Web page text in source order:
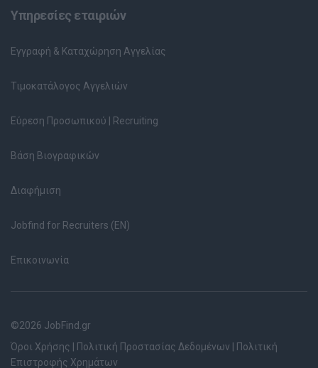
Υπηρεσίες εταιριών
Εγγραφή & Καταχώρηση Αγγελίας
Τιμοκατάλογος Αγγελιών
Εύρεση Προσωπικού | Recruiting
Βάση Βιογραφικών
Διαφήμιση
Jobfind for Recruiters (EN)
Επικοινωνία
©2026 JobFind.gr
Όροι Χρήσης
Πολιτική Προστασίας Δεδομένων
Πολιτική
Επιστροφής Χρημάτων